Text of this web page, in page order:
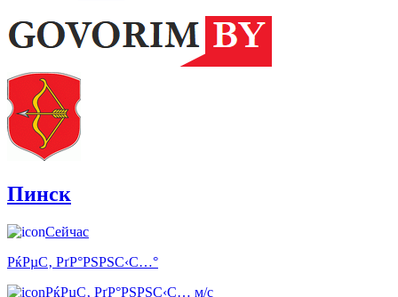
Пинск
Сейчас
РќРµС‚ РґР°РЅРЅС‹С…°
РќРµС‚ РґР°РЅРЅС‹С… м/с